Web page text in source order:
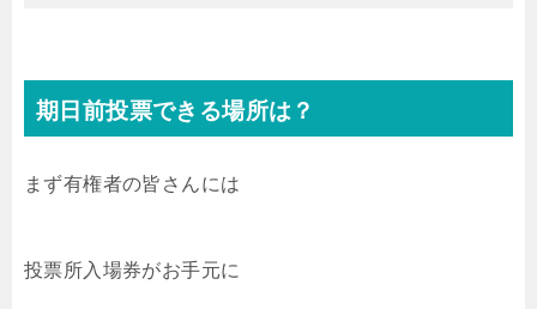
期日前投票できる場所は？
まず有権者の皆さんには
投票所入場券がお手元に